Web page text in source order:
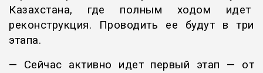
Казахстана, где полным ходом идет
реконструкция. Проводить ее будут в три
этапа.
— Сейчас активно идет первый этап — от